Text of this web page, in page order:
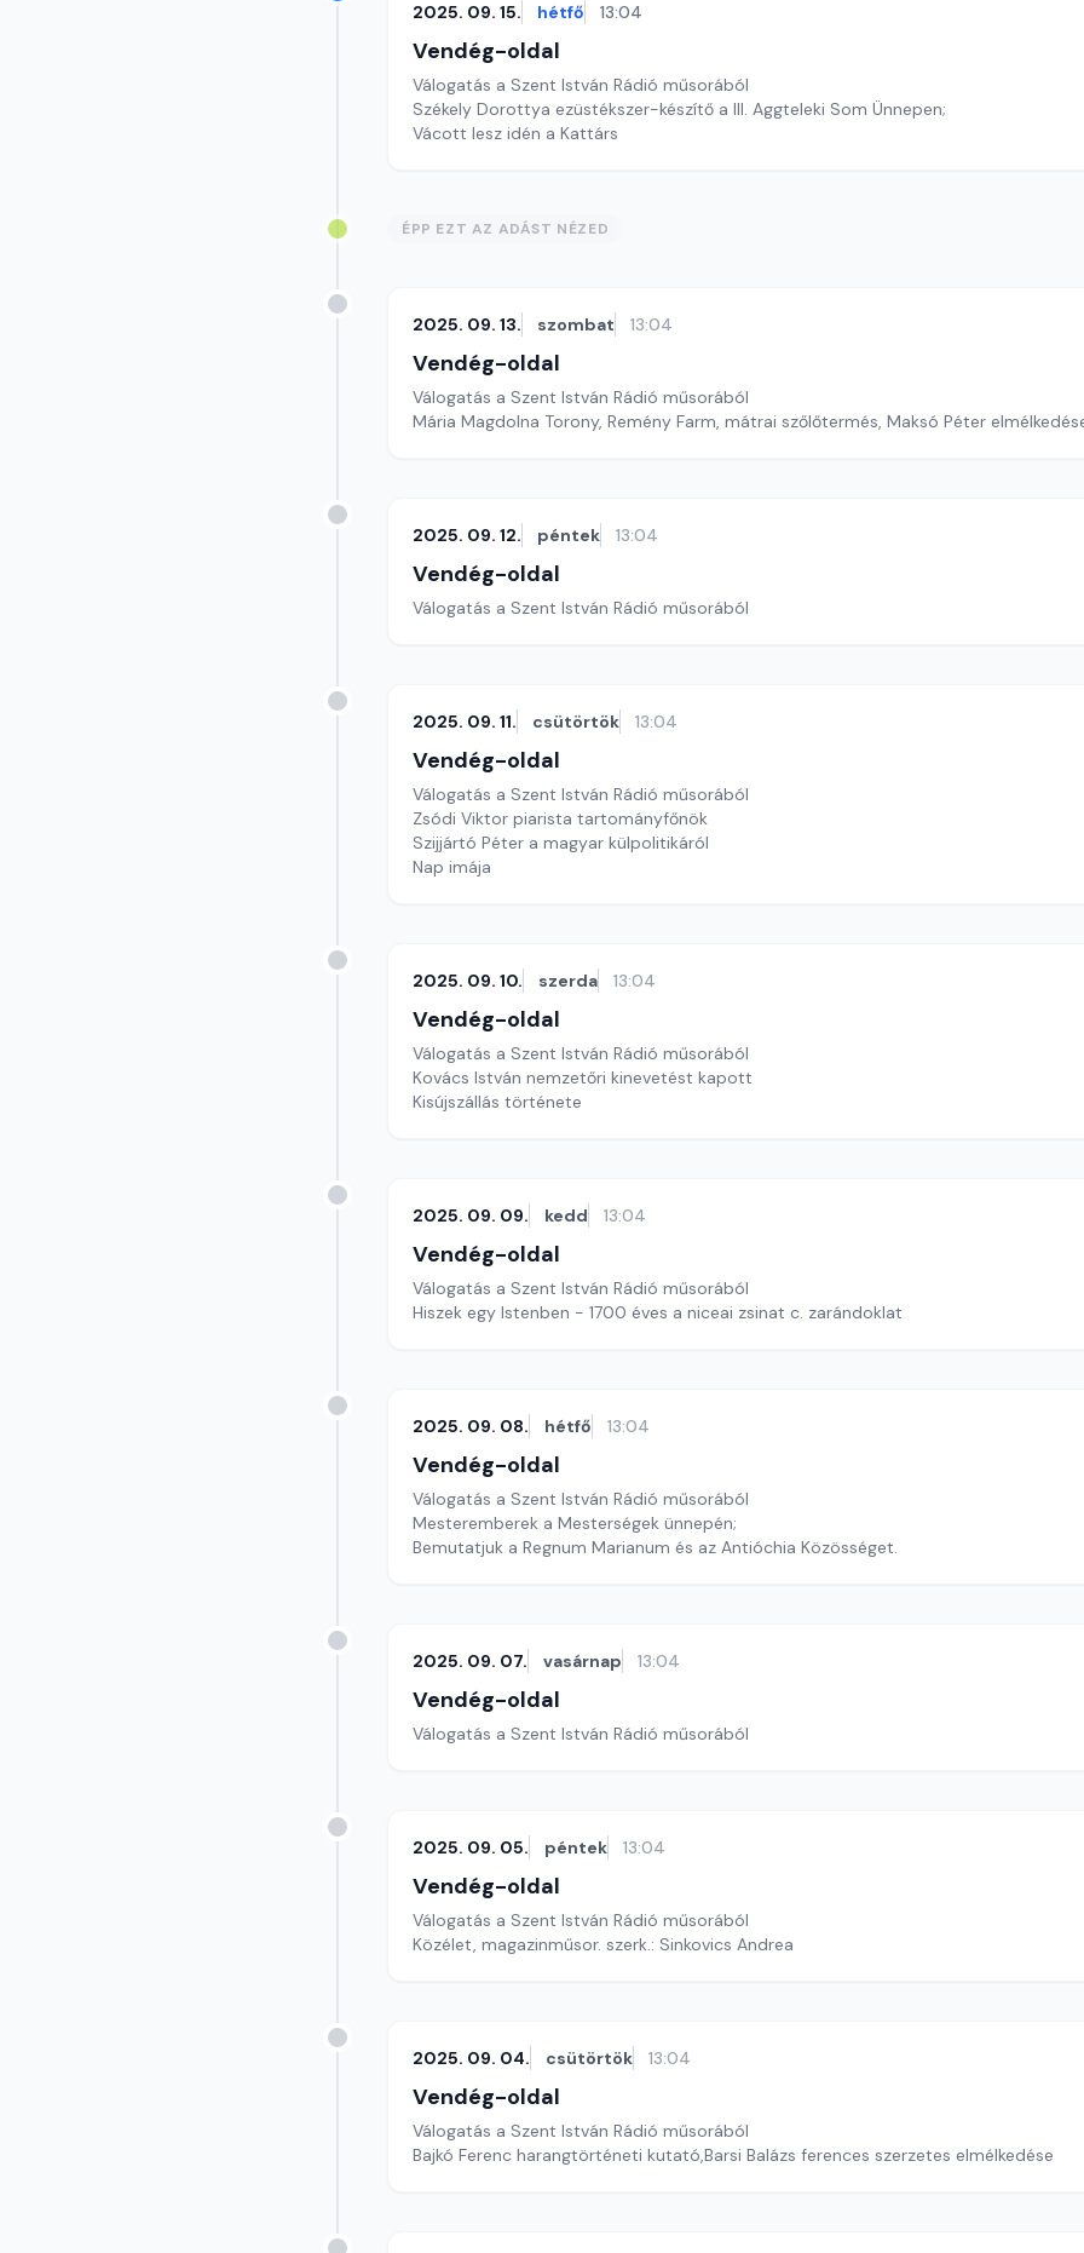
2025. 09. 15. hétfő 13:04
Vendég-oldal
Válogatás a Szent István Rádió műsorából
Székely Dorottya ezüstékszer-készítő a III. Aggteleki Som Ünnepen;
Vácott lesz idén a Kattárs
ÉPP EZT AZ ADÁST NÉZED
2025. 09. 13. szombat 13:04
Vendég-oldal
Válogatás a Szent István Rádió műsorából
Mária Magdolna Torony, Remény Farm, mátrai szőlőtermés, Maksó Péter
2025. 09. 12. péntek 13:04
Vendég-oldal
Válogatás a Szent István Rádió műsorából
2025. 09. 11. csütörtök 13:04
Vendég-oldal
Válogatás a Szent István Rádió műsorából
Zsódi Viktor piarista tartományfőnök
Szijjártó Péter a magyar külpolitikáról
Nap imája
2025. 09. 10. szerda 13:04
Vendég-oldal
Válogatás a Szent István Rádió műsorából
Kovács István nemzetőri kinevetést kapott
Kisújszállás története
2025. 09. 09. kedd 13:04
Vendég-oldal
Válogatás a Szent István Rádió műsorából
Hiszek egy Istenben - 1700 éves a niceai zsinat c. zarándoklat
2025. 09. 08. hétfő 13:04
Vendég-oldal
Válogatás a Szent István Rádió műsorából
Mesteremberek a Mesterségek ünnepén;
Bemutatjuk a Regnum Marianum és az Antióchia Közösséget.
2025. 09. 07. vasárnap 13:04
Vendég-oldal
Válogatás a Szent István Rádió műsorából
2025. 09. 05. péntek 13:04
Vendég-oldal
Válogatás a Szent István Rádió műsorából
Közélet, magazinműsor. szerk.: Sinkovics Andrea
2025. 09. 04. csütörtök 13:04
Vendég-oldal
Válogatás a Szent István Rádió műsorából
Bajkó Ferenc harangtörténeti kutató,Barsi Balázs ferences szerzetes elmélkedése